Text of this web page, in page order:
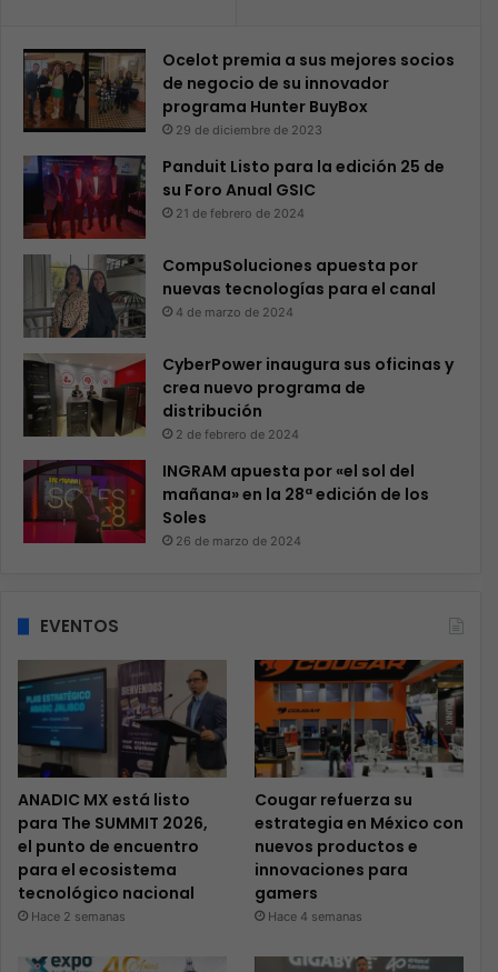
Ocelot premia a sus mejores socios
de negocio de su innovador
programa Hunter BuyBox
29 de diciembre de 2023
Panduit Listo para la edición 25 de
su Foro Anual GSIC
21 de febrero de 2024
CompuSoluciones apuesta por
nuevas tecnologías para el canal
4 de marzo de 2024
CyberPower inaugura sus oficinas y
crea nuevo programa de
distribución
2 de febrero de 2024
INGRAM apuesta por «el sol del
mañana» en la 28ª edición de los
Soles
26 de marzo de 2024
EVENTOS
ANADIC MX está listo
para The SUMMIT 2026,
el punto de encuentro
para el ecosistema
tecnológico nacional
Hace 2 semanas
Cougar refuerza su
estrategia en México con
nuevos productos e
innovaciones para
gamers
Hace 4 semanas